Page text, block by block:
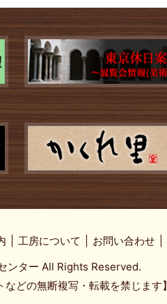
工房について お問い合わせ
ンター All Rights Reserved.
などの無断複写・転載を禁じます】